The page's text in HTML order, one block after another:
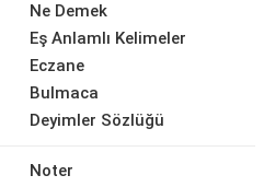
Ne Demek
Eş Anlamlı Kelimeler
Eczane
Bulmaca
Deyimler Sözlüğü
Noter